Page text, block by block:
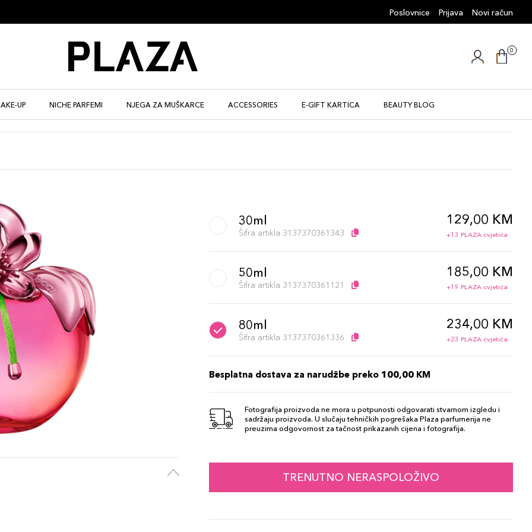
Poslovnice Prijava Novi račun
0
UP NICHE PARFEMI NJEGA ZA MUŠKARCE ACCESSORIES E-GIFT KARTICA BEAUTY BLOG
30ml
Šifra artikla 3137370361343
129,00 KM
+13 PLAZA cvjetića
50ml
Šifra artikla 3137370361121
185,00 KM
+19 PLAZA cvjetića
80ml
Šifra artikla 3137370361336
234,00 KM
+23 PLAZA cvjetića
Besplatna dostava za narudžbe preko 100,00 KM
Fotografija proizvoda ne mora u potpunosti odgovarati stvarnom izgledu i
sadržaju proizvoda. U slučaju tehničkih pogrešaka Plaza parfumerija ne
preuzima odgovornost za tačnost prikazanih cijena i fotografija.
TRENUTNO NERASPOLOŽIVO